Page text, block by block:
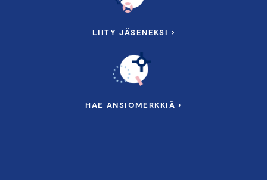
LIITY JÄSENEKSI ›
HAE ANSIOMERKKIÄ ›